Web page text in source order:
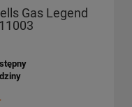
Gas Legend